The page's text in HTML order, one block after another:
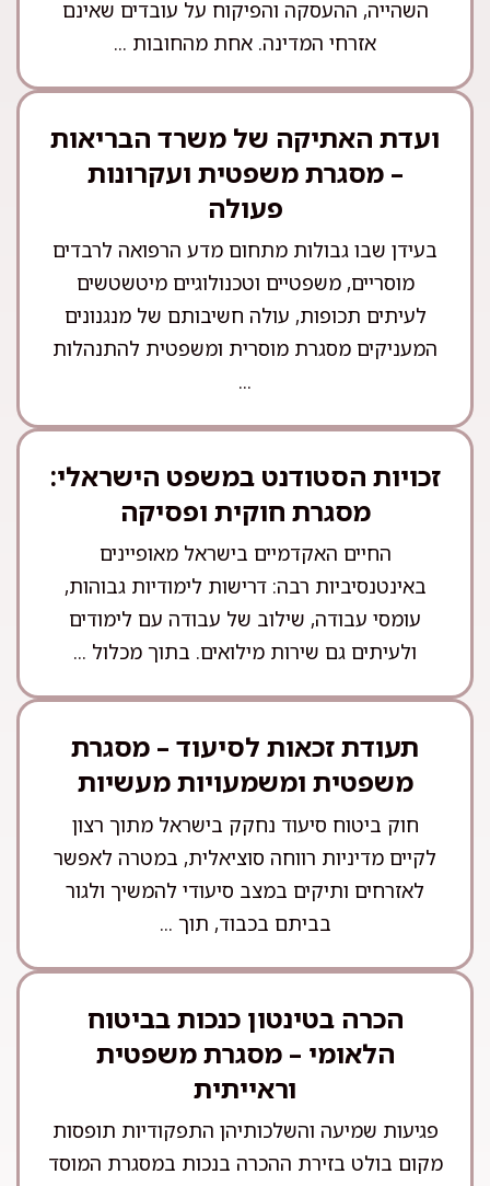
השהייה, ההעסקה והפיקוח על עובדים שאינם
אזרחי המדינה. אחת מהחובות ...
ועדת האתיקה של משרד הבריאות
– מסגרת משפטית ועקרונות
פעולה
בעידן שבו גבולות מתחום מדע הרפואה לרבדים
מוסריים, משפטיים וטכנולוגיים מיטשטשים
לעיתים תכופות, עולה חשיבותם של מנגנונים
המעניקים מסגרת מוסרית ומשפטית להתנהלות
...
זכויות הסטודנט במשפט הישראלי:
מסגרת חוקית ופסיקה
החיים האקדמיים בישראל מאופיינים
באינטנסיביות רבה: דרישות לימודיות גבוהות,
עומסי עבודה, שילוב של עבודה עם לימודים
ולעיתים גם שירות מילואים. בתוך מכלול ...
תעודת זכאות לסיעוד – מסגרת
משפטית ומשמעויות מעשיות
חוק ביטוח סיעוד נחקק בישראל מתוך רצון
לקיים מדיניות רווחה סוציאלית, במטרה לאפשר
לאזרחים ותיקים במצב סיעודי להמשיך ולגור
בביתם בכבוד, תוך ...
הכרה בטינטון כנכות בביטוח
הלאומי – מסגרת משפטית
וראייתית
פגיעות שמיעה והשלכותיהן התפקודיות תופסות
מקום בולט בזירת ההכרה בנכות במסגרת המוסד